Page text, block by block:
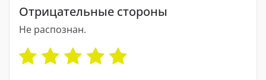
Отрицательные стороны
Не распознан.